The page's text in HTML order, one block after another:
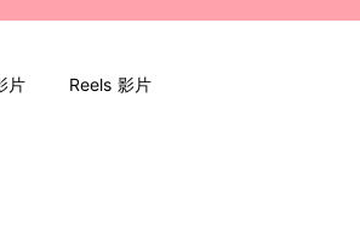
片 Reels 影片